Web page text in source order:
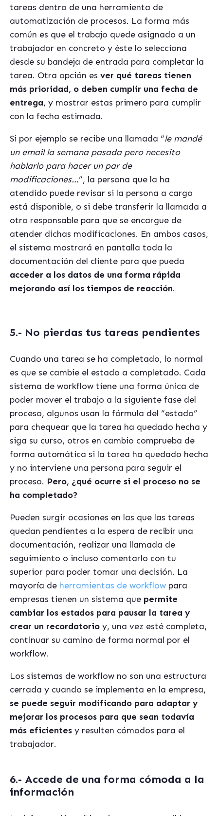
tareas dentro de una herramienta de
automatización de procesos. La forma más
común es que el trabajo quede asignado a un
trabajador en concreto y éste lo selecciona
desde su bandeja de entrada para completar la
tarea. Otra opción es ver qué tareas tienen
más prioridad, o deben cumplir una fecha de
entrega, y mostrar estas primero para cumplir
con la fecha estimada.
Si por ejemplo se recibe una llamada “le mandé
un email la semana pasada pero necesito
hablarlo para hacer un par de
modificaciones…”, la persona que la ha
atendido puede revisar si la persona a cargo
está disponible, o si debe transferir la llamada a
otro responsable para que se encargue de
atender dichas modificaciones. En ambos casos,
el sistema mostrará en pantalla toda la
documentación del cliente para que pueda
acceder a los datos de una forma rápida
mejorando así los tiempos de reacción.
5.- No pierdas tus tareas pendientes
Cuando una tarea se ha completado, lo normal
es que se cambie el estado a completado. Cada
sistema de workflow tiene una forma única de
poder mover el trabajo a la siguiente fase del
proceso, algunos usan la fórmula del “estado”
para chequear que la tarea ha quedado hecha y
siga su curso, otros en cambio comprueba de
forma automática si la tarea ha quedado hecha
y no interviene una persona para seguir el
proceso. Pero, ¿qué ocurre si el proceso no se
ha completado?
Pueden surgir ocasiones en las que las tareas
quedan pendientes a la espera de recibir una
documentación, realizar una llamada de
seguimiento o incluso comentarlo con tu
superior para poder tomar una decisión. La
mayoría de herramientas de workflow para
empresas tienen un sistema que permite
cambiar los estados para pausar la tarea y
crear un recordatorio y, una vez esté completa,
continuar su camino de forma normal por el
workflow.
Los sistemas de workflow no son una estructura
cerrada y cuando se implementa en la empresa,
se puede seguir modificando para adaptar y
mejorar los procesos para que sean todavía
más eficientes y resulten cómodos para el
trabajador.
6.- Accede de una forma cómoda a la
información